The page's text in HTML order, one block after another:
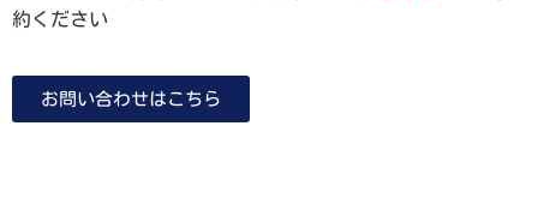
約ください
お問い合わせはこちら